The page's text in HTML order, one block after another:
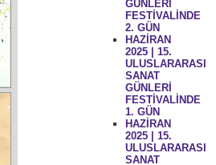
GÜNLERİ
FESTİVALİNDE
2. GÜN
HAZİRAN
2025 | 15.
ULUSLARARASI
SANAT
GÜNLERİ
FESTİVALİNDE
1. GÜN
HAZİRAN
2025 | 15.
ULUSLARARASI
SANAT